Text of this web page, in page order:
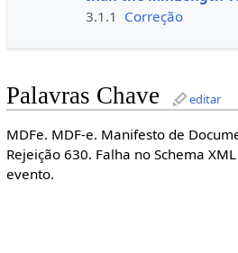
3.1.1 Correção
Palavras Chave editar
MDFe. MDF-e. Manifesto de
Rejeição 630. Falha no Schema
evento.